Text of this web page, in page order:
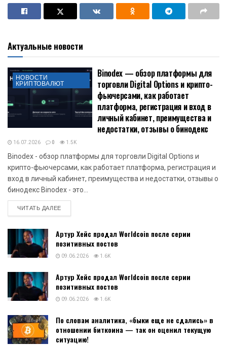
Актуальные новости
НОВОСТИ
КРИПТОВАЛЮТ
Binodex — обзор платформы для
торговли Digital Options и крипто-
фьючерсами, как работает
платформа, регистрация и вход в
личный кабинет, преимущества и
недостатки, отзывы о бинодекс
16.07.2026 0 1.5K
Binodex - обзор платформы для торговли Digital Options и
крипто-фьючерсами, как работает платформа, регистрация и
вход в личный кабинет, преимущества и недостатки, отзывы о
бинодекс Binodex - это...
ЧИТАТЬ ДАЛЕЕDETAILS
Артур Хейс продал Worldcoin после серии
позитивных постов
09.06.2026 1.6K
Артур Хейс продал Worldcoin после серии
позитивных постов
09.06.2026 1.6K
По словам аналитика, «быки еще не сдались» в
отношении биткоина — так он оценил текущую
ситуацию!